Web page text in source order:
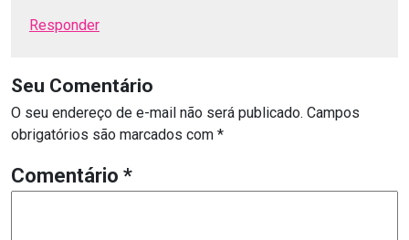
Responder
Seu Comentário
O seu endereço de e-mail não será publicado. Campos
obrigatórios são marcados com *
Comentário *